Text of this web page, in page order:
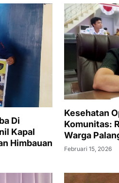
Di
Kapal
Himbauan
Kesehatan
Komunitas:
Warga
Februari 15, 2026